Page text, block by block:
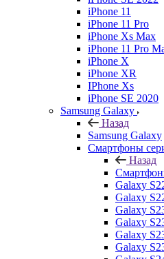
iPhone 11
iPhone 11 Pro
iPhone Xs Max
iPhone 11 Pro
iPhone X
iPhone XR
IPhone Xs
iPhone SE 2020
Samsung Galaxy
Назад
Samsung Galaxy
Смартфоны
Назад
Galaxy
Galaxy
Galaxy
Galaxy
Galaxy
Galaxy